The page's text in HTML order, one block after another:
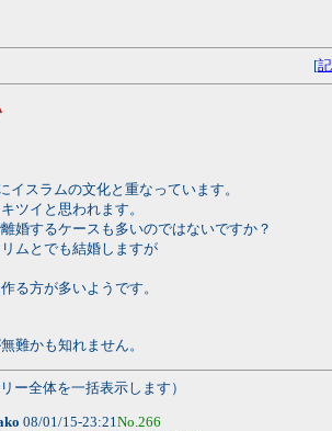
[
スラムの文化と重なっています。
ツイと思われます。
婚するケースも多いのではないですか？
ムとでも結婚しますが
る方が多いようです。
難かも知れません。
ー全体を一括表示します）
08/01/15-23:21No.266